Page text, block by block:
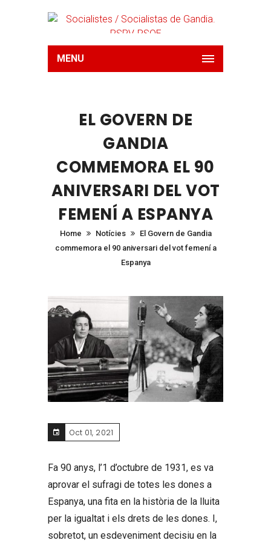
MENU
EL GOVERN DE
GANDIA
COMMEMORA EL 90
ANIVERSARI DEL VOT
FEMENÍ A ESPANYA
Home Notícies
El Govern de Gandia
commemora el 90 aniversari del vot femení a
Espanya
Oct 01, 2021
Fa 90 anys, l’1 d’octubre de 1931, es va
aprovar el sufragi de totes les dones a
Espanya, una fita en la història de la lluita
per la igualtat i els drets de les dones. I,
sobretot, un esdeveniment decisiu en la